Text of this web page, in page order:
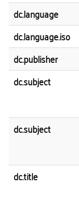
dc.language
dc.language.iso
dc.publisher
dc.subject
dc.subject
dc.title